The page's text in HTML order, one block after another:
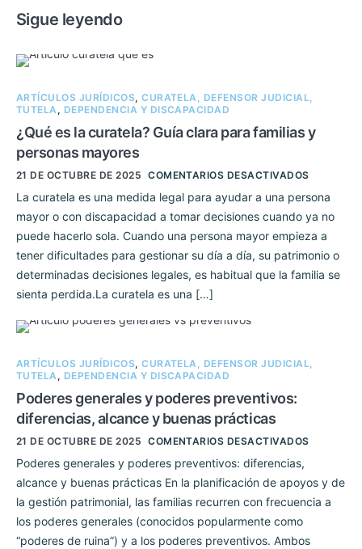
Sigue leyendo
ARTÍCULOS JURÍDICOS,CURATELA, DEFENSOR JUDICIAL,
TUTELA, DEPENDENCIA Y DISCAPACIDAD
¿Qué es la curatela? Guía clara para familias y
personas mayores
21 DE OCTUBRE DE 2025 COMENTARIOS DESACTIVADOS
La curatela es una medida legal para ayudar a una persona
mayor o con discapacidad a tomar decisiones cuando ya no
puede hacerlo sola. Cuando una persona mayor empieza a
tener dificultades para gestionar su día a día, su patrimonio o
determinadas decisiones legales, es habitual que la familia se
sienta perdida.La curatela es una […]
ARTÍCULOS JURÍDICOS,CURATELA, DEFENSOR JUDICIAL,
TUTELA, DEPENDENCIA Y DISCAPACIDAD
Poderes generales y poderes preventivos:
diferencias, alcance y buenas prácticas
21 DE OCTUBRE DE 2025 COMENTARIOS DESACTIVADOS
Poderes generales y poderes preventivos: diferencias,
alcance y buenas prácticas En la planificación de apoyos y de
la gestión patrimonial, las familias recurren con frecuencia a
los poderes generales (conocidos popularmente como
“poderes de ruina”) y a los poderes preventivos. Ambos